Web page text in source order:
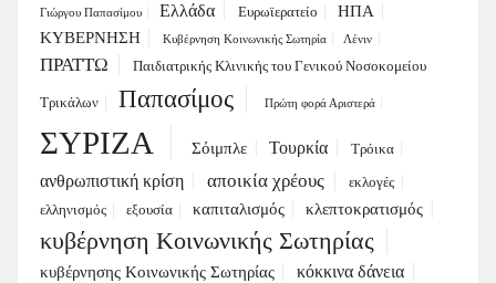
Γιώργου Παπασίμου Ελλάδα Ευρωϊερατείο
ΗΠΑ
ΚΥΒΕΡΝΗΣΗ
Κυβέρνηση Κοινωνικής Σωτηρία Λένιν
ΠΡΑΤΤΩ Παιδιατρικής Κλινικής του Γενικού Νοσοκομείου
Τρικάλων Παπασίμος Πρώτη φορά Αριστερά
ΣΥΡΙΖΑ Σόιμπλε Τουρκία Τρόικα
ανθρωπιστική κρίση αποικία χρέους
εκλογές
ελληνισμός
εξουσία καπιταλισμός κλεπτοκρατισμός
κυβέρνηση Κοινωνικής Σωτηρίας
κυβέρνησης Κοινωνικής Σωτηρίας κόκκινα δάνεια